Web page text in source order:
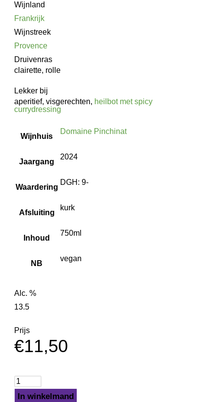
Wijnland
Frankrijk
Wijnstreek
Provence
Druivenras
clairette, rolle
Lekker bij
aperitief, visgerechten, heilbot met spicy
currydressing
Wijnhuis
Domaine Pinchinat
Jaargang
2024
Waardering
DGH: 9-
Afsluiting
kurk
Inhoud
750ml
NB
vegan
Alc. %
13.5
Prijs
€11,50
In winkelmand